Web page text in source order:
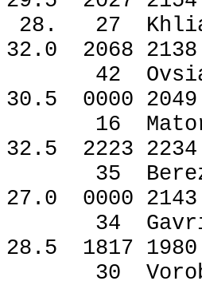
28. 27
32.0 2068
42
30.5 0000
16
32.5 2223
35
27.0 0000
34
28.5 1817
30